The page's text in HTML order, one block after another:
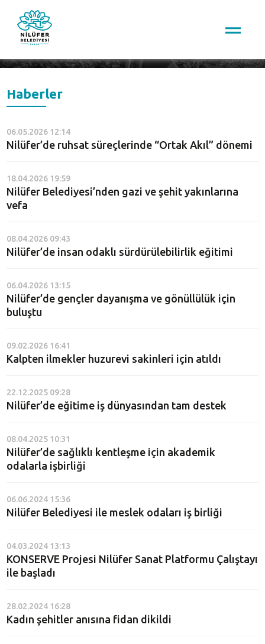
Haberler
06.05.2026 12:14
Nilüfer’de ruhsat süreçlerinde “Ortak Akıl” dönemi
18.04.2026 19:59
Nilüfer Belediyesi’nden gazi ve şehit yakınlarına
vefa
08.04.2026 09:43
Nilüfer’de insan odaklı sürdürülebilirlik eğitimi
06.04.2026 13:15
Nilüfer’de gençler dayanışma ve gönüllülük için
buluştu
09.02.2026 16:41
Kalpten ilmekler huzurevi sakinleri için atıldı
22.12.2025 09:28
Nilüfer’de eğitime iş dünyasından tam destek
08.04.2025 10:31
Nilüfer’de sağlıklı kentleşme için akademik
odalarla işbirliği
06.06.2024 15:36
Nilüfer Belediyesi ile meslek odaları iş birliği
04.03.2024 13:13
KONSERVE Projesi Nilüfer Sanat Platformu Çalıştayı
ile başladı
28.02.2024 16:28
Kadın şehitler anısına fidan dikildi